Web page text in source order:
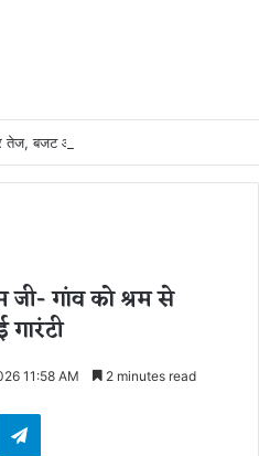
जी- गांव को श्रम से
11:58 AM 2 minutes read